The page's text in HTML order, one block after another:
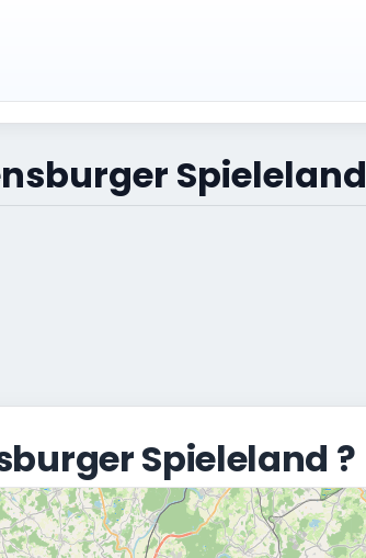
Spieleland
Spieleland ?